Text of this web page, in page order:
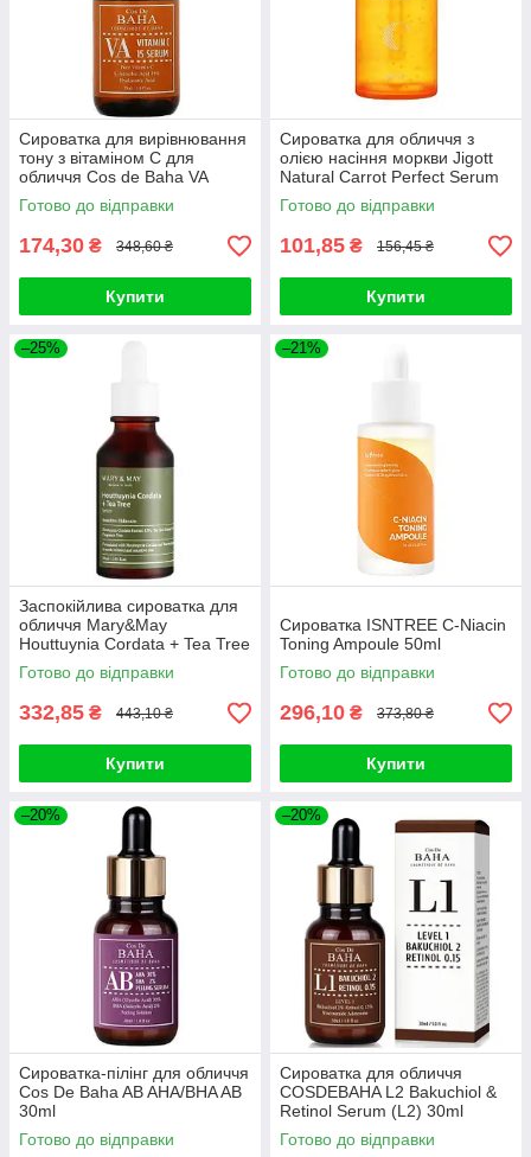
Сироватка для вирівнювання
тону з вітаміном C для
обличчя Cos de Baha VA
Vitamin C 15% Serum, 30ml
Готово до відправки
174,30 ₴ 348,60 ₴
Купити
Сироватка для обличчя з
олією насіння моркви Jigott
Natural Carrot Perfect Serum
50ml
Готово до відправки
101,85 ₴ 156,45 ₴
Купити
–25%
Заспокійлива сироватка для
обличчя Mary&May
Houttuynia Cordata + Tea Tree
Serum 30ml
Готово до відправки
332,85 ₴ 443,10 ₴
Купити
–21%
Сироватка ISNTREE C-Niacin
Toning Ampoule 50ml
Готово до відправки
296,10 ₴ 373,80 ₴
Купити
–20%
Сироватка-пілінг для обличчя
Cos De Baha AB AHA/BHA AB
30ml
Готово до відправки
–20%
Сироватка для обличчя
COSDEBAHA L2 Bakuchiol &
Retinol Serum (L2) 30ml
Готово до відправки